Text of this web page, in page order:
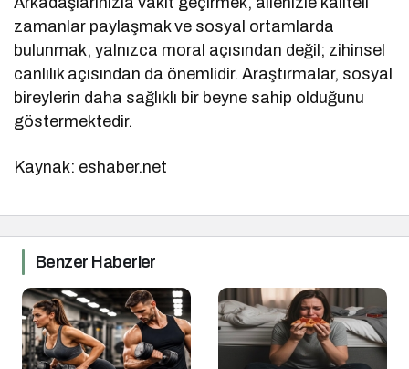
zamanlar paylaşmak ve sosyal ortamlarda
bulunmak, yalnızca moral açısından değil; zihinsel
canlılık açısından da önemlidir. Araştırmalar, sosyal
bireylerin daha sağlıklı bir beyne sahip olduğunu
göstermektedir.
Kaynak: eshaber.net
Benzer Haberler